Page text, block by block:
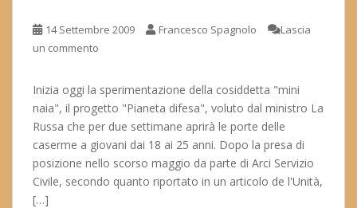
14 Settembre 2009 Francesco Spagnolo
Lascia
un commento
Inizia oggi la sperimentazione della cosiddetta "mini
naia", il progetto "Pianeta difesa", voluto dal ministro La
Russa che per due settimane aprirà le porte delle
caserme a giovani dai 18 ai 25 anni. Dopo la presa di
posizione nello scorso maggio da parte di Arci Servizio
Civile, secondo quanto riportato in un articolo de l'Unità,
[…]